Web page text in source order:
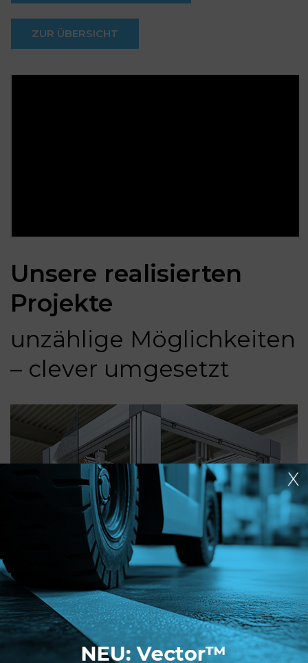
ZUR ÜBERSICHT
Unsere realisierten
Projekte
unzählige Möglichkeiten
– clever umgesetzt
Vorführzelle Transfertechnik